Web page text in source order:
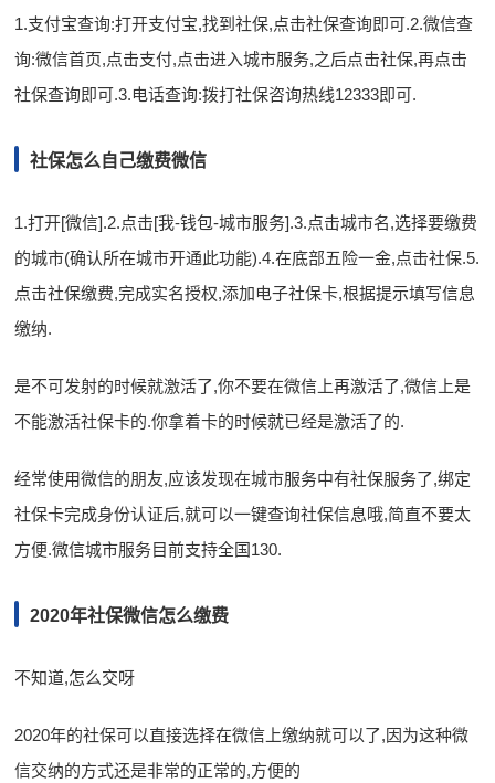
1.支付宝查询:打开支付宝,找到社保,点击社保查询即可.2.微信查
询:微信首页,点击支付,点击进入城市服务,之后点击社保,再点击
社保查询即可.3.电话查询:拨打社保咨询热线12333即可.
社保怎么自己缴费微信
1.打开[微信].2.点击[我-钱包-城市服务].3.点击城市名,选择要缴费
的城市(确认所在城市开通此功能).4.在底部五险一金,点击社保.5.
点击社保缴费,完成实名授权,添加电子社保卡,根据提示填写信息
缴纳.
是不可发射的时候就激活了,你不要在微信上再激活了,微信上是
不能激活社保卡的.你拿着卡的时候就已经是激活了的.
经常使用微信的朋友,应该发现在城市服务中有社保服务了,绑定
社保卡完成身份认证后,就可以一键查询社保信息哦,简直不要太
方便.微信城市服务目前支持全国130.
2020年社保微信怎么缴费
不知道,怎么交呀
2020年的社保可以直接选择在微信上缴纳就可以了,因为这种微
信交纳的方式还是非常的正常的,方便的